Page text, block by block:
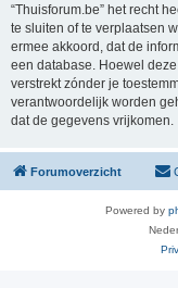
“Thuisforum.be” het recht
te sluiten of te verplaatsen
ermee akkoord, dat de
een database. Hoewel
verstrekt zónder je
verantwoordelijk worden
dat de gegevens vrijkomen.
Forumoverzicht
Powered by